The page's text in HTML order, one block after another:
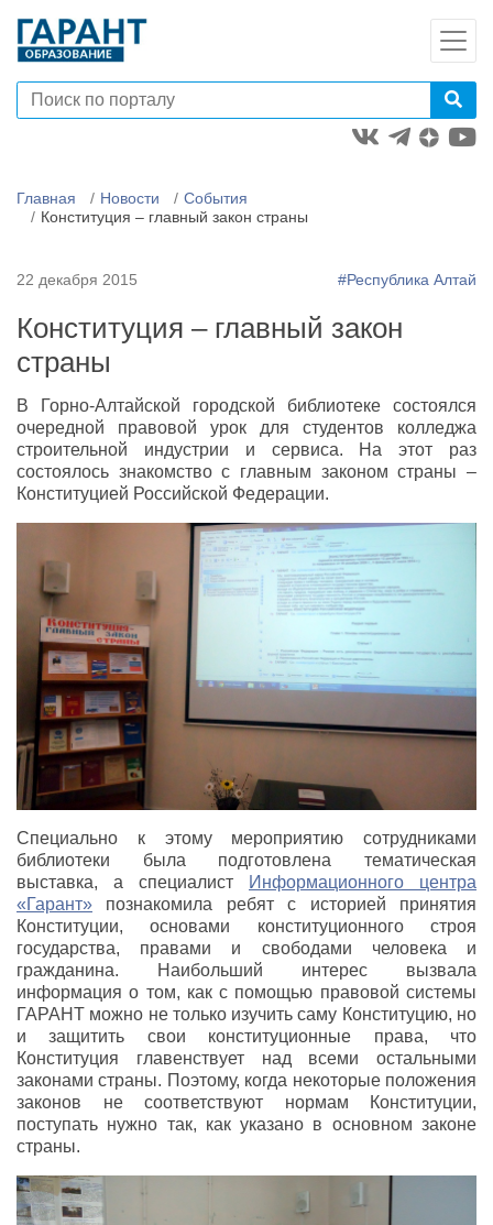
Главная Новости
События
Конституция – главный закон страны
22 декабря 2015 #Республика Алтай
Конституция – главный закон
страны
В Горно-Алтайской городской библиотеке состоялся
очередной правовой урок для студентов колледжа
строительной индустрии и сервиса. На этот раз
состоялось знакомство с главным законом страны –
Конституцией Российской Федерации.
Специально к этому мероприятию сотрудниками
библиотеки была подготовлена тематическая
выставка, а специалист
Информационного центра
«Гарант» познакомила ребят с историей принятия
Конституции, основами конституционного строя
государства, правами и свободами человека и
гражданина. Наибольший интерес вызвала
информация о том, как с помощью правовой системы
ГАРАНТ можно не только изучить саму Конституцию, но
и защитить свои конституционные права, что
Конституция главенствует над всеми остальными
законами страны. Поэтому, когда некоторые положения
законов не соответствуют нормам Конституции,
поступать нужно так, как указано в основном законе
страны.